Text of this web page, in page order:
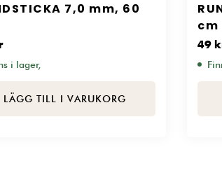
7,0 mm, 60
i lager,
LÄGG TILL I VARUKORG
cm
49